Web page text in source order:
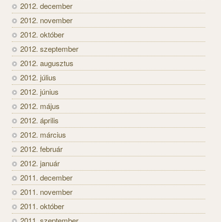
2012. december
2012. november
2012. október
2012. szeptember
2012. augusztus
2012. július
2012. június
2012. május
2012. április
2012. március
2012. február
2012. január
2011. december
2011. november
2011. október